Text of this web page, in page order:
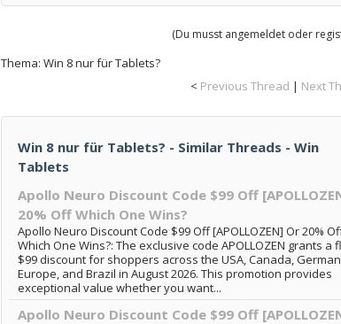
(Du musst angemeldet oder
Thema: Win 8 nur für Tablets?
< Previous Thread | Next
Win 8 nur für Tablets? - Similar Threads - Win
Tablets
Apollo Neuro Discount Code $99 Off
20% Off Which One Wins?
Apollo Neuro Discount Code $99 Off [APOLLOZEN] Or 20%
Which One Wins?: The exclusive code APOLLOZEN grants a
$99 discount for shoppers across the USA, Canada,
Europe, and Brazil in August 2026. This promotion provides
exceptional value whether you want...
Apollo Neuro Discount Code $99 Off